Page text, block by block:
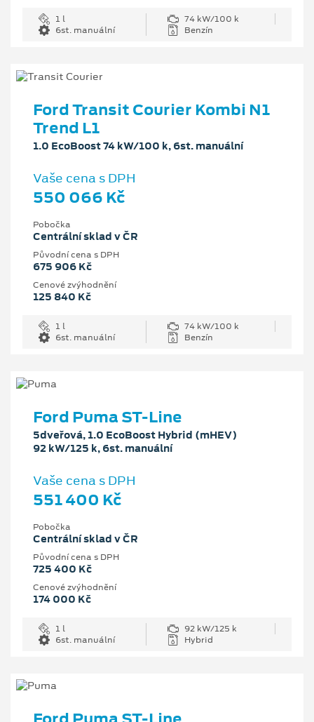
1 l
74 kW/100 k
6st. manuální
Benzín
Ford Transit Courier Kombi N1
Trend L1
1.0 EcoBoost 74 kW/100 k, 6st. manuální
Vaše cena s DPH
550 066 Kč
Pobočka
Centrální sklad v ČR
Původní cena s DPH
675 906 Kč
Cenové zvýhodnění
125 840 Kč
1 l
74 kW/100 k
6st. manuální
Benzín
Ford Puma ST-Line
5dveřová, 1.0 EcoBoost Hybrid (mHEV)
92 kW/125 k, 6st. manuální
Vaše cena s DPH
551 400 Kč
Pobočka
Centrální sklad v ČR
Původní cena s DPH
725 400 Kč
Cenové zvýhodnění
174 000 Kč
1 l
92 kW/125 k
6st. manuální
Hybrid